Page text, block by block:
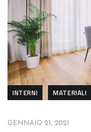
INTERNI MATERIALI
GENNAIO 21, 2021